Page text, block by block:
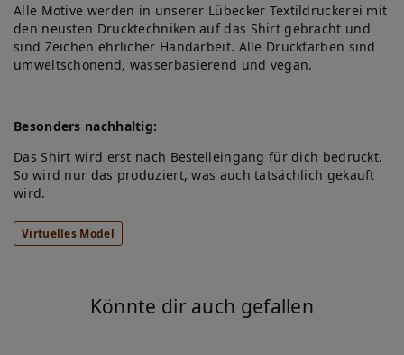
Alle Motive werden in unserer Lübecker Textildruckerei mit
den neusten Drucktechniken auf das Shirt gebracht und
sind Zeichen ehrlicher Handarbeit. Alle Druckfarben sind
umweltschonend, wasserbasierend und vegan.
Besonders nachhaltig:
Das Shirt wird erst nach Bestelleingang für dich bedruckt.
So wird nur das produziert, was auch tatsächlich gekauft
wird.
Virtuelles Model
Könnte dir auch gefallen